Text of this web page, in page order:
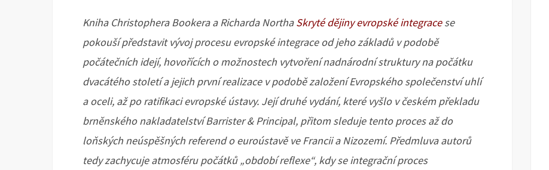
Kniha Christophera Bookera a Richarda NorthaSkryté dějiny evropské integracese
pokouší představit vývoj procesu evropské integrace od jeho základů v podobě
počátečních idejí, hovořících o možnostech vytvoření nadnárodní struktury na počátku
dvacátého století a jejich první realizace v podobě založení Evropského společenství uhlí
a oceli, až po ratifikaci evropské ústavy. Její druhé vydání, které vyšlo v českém překladu
brněnského nakladatelství Barrister & Principal, přitom sleduje tento proces až do
loňských neúspěšných referend o euroústavě ve Francii a Nizozemí. Předmluva autorů
tedy zachycuje atmosféru počátků „období reflexe“, kdy se integrační proces